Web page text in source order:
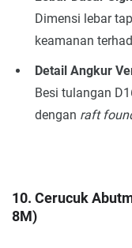
Dimensi lebar
keamanan
Detail Angkur
Besi tulangan
dengan raft
10. Cerucuk
8M)